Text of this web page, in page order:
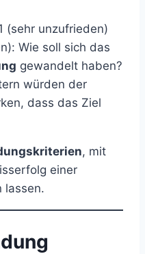
(sehr unzufrieden)
Wie soll sich das
gewandelt haben?
würden der
dass das Ziel
, mit
einer
lassen.